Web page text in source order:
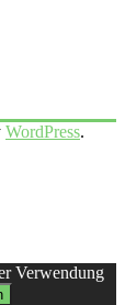
WordPress.
Verwendung